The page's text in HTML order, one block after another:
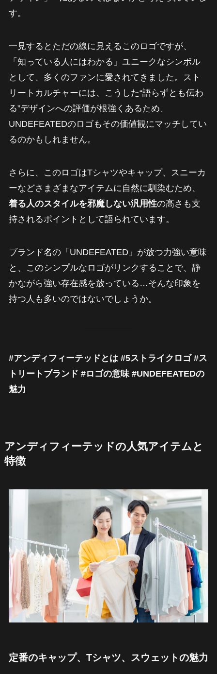
す。
一見するとただの線に見えるこのロゴですが、
「知っている人にはわかる」ユニークなシンボル
として、多くのファンに愛されてきました。スト
リートカルチャーには、こうした“語らずとも伝わ
る”デザインへの評価が根強くあるため、
UNDEFEATEDのロゴもその価値観にマッチしてい
るのかもしれません。
さらに、このロゴはTシャツやキャップ、スニーカ
ーなどさまざまなアイテムに自然に馴染むため、
着る人のスタイルを邪魔しない汎用性の高さも支
持されるポイントとして語られています。
ブランド名の「UNDEFEATED」が放つ力強い意味
と、このシンプルなロゴがリンクすることで、静
かながら強い存在感を放っている…そんな印象を
持つ人も多いのではないでしょうか。
#アンディフィーテッドとは #5ストライクロゴ #ス
トリートブランド #ロゴの意味 #UNDEFEATEDの
魅力
アンディフィーテッドの人気アイテムと
特徴
定番のキャップ、Tシャツ、スウェットの魅力